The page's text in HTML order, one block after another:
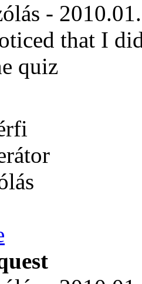
-
that I
quiz